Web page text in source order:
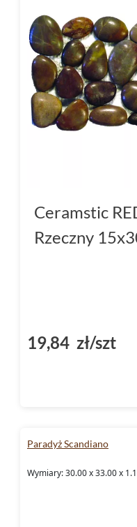
Ceramstic
Rzeczny
19,84 zł/szt
Paradyż Scandiano
Wymiary: 30.00 x 33.00 x